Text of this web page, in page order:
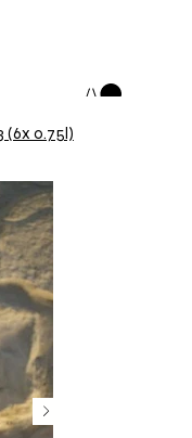
(6x 0.75l)